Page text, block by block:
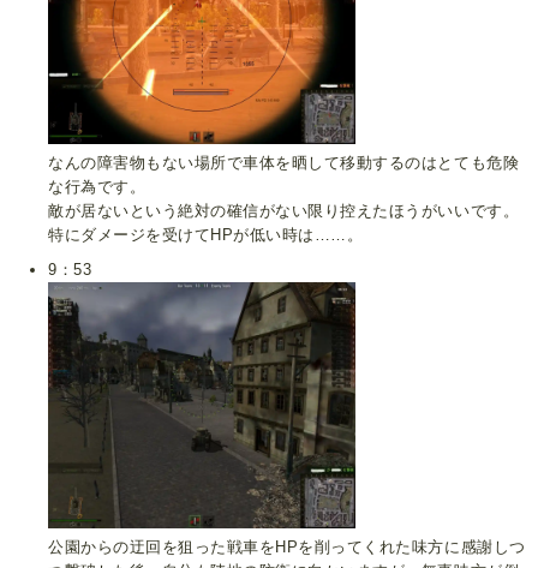
なんの障害物もない場所で車体を晒して移動するのはとても危険
な行為です。
敵が居ないという絶対の確信がない限り控えたほうがいいです。
特にダメージを受けてHPが低い時は……。
9：53
公園からの迂回を狙った戦車をHPを削ってくれた味方に感謝しつ